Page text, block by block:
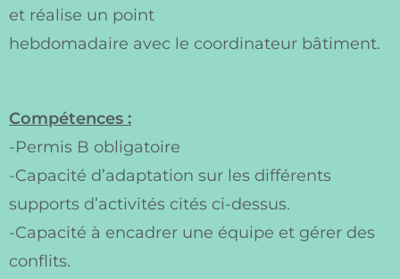
et réalise un point
hebdomadaire avec le coordinateur bâtiment.
Compétences :
-Permis B obligatoire
-Capacité d’adaptation sur les différents
supports d’activités cités ci-dessus.
-Capacité à encadrer une équipe et gérer des
conflits.